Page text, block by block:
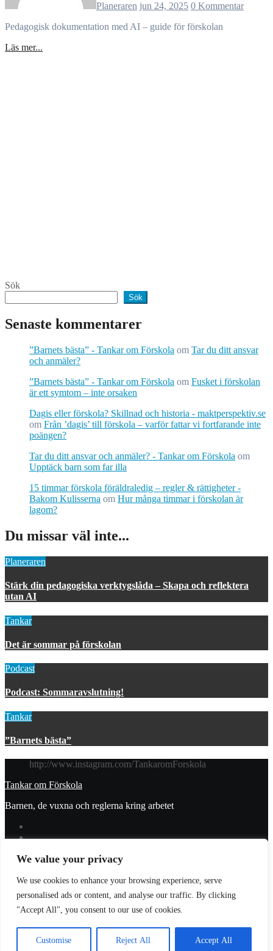
We value your privacy
We use cookies to enhance your browsing experience, serve
personalised ads or content, and analyse our traffic. By clicking
"Accept All", you consent to our use of cookies.
Customise Reject All Accept All
Planeraren jun 24, 2025 0 Kommentar
Pedagogisk dokumentation med AI – guide för förskolan
Läs mer...
Sök
Sök
Senaste kommentarer
”Barnets bästa” - Tankar om Förskola om Tar du ditt ansvar
och anmäler?
”Barnets bästa” - Tankar om Förskola om Fusket i förskolan
är ett symtom – inte orsaken
Dagis eller förskola? Skillnad och historia - maktperspektiv.se
om Från ’dagis’ till förskola – varför fattar vi fortfarande inte
poängen?
Tar du ditt ansvar och anmäler? - Tankar om Förskola om
Upptäck barn som far illa
15 timmar förskola föräldraledig – regler & rättigheter -
Bakom Kulisserna om Hur många timmar i förskolan är
lagom?
Du missar väl inte...
Planeraren
Stärk din pedagogiska verktygslåda – Skapa och reflektera
utan AI
Tankar
Det är sommar på förskolan
Podcast
Podcast: Sommaravslutning!
Tankar
”Barnets bästa”
http://www.instagram.com/TankaromForskola
Tankar om Förskola
Barnen, de vuxna och reglerna kring arbetet
Donera
Integritetspolicy
Prenumerera